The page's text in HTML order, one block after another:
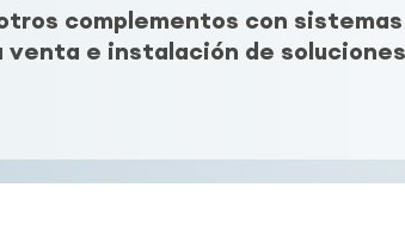
complementos con sistemas
e instalación de